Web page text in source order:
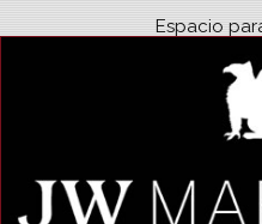
Espacio